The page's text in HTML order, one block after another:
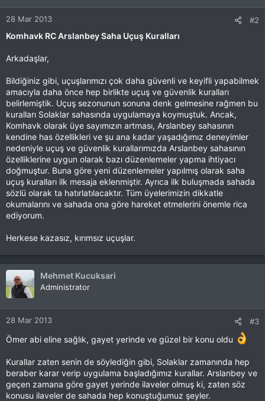
28 Mar 2013 #2
Komhavk RC Arslanbey Saha Uçuş Kuralları
Arkadaşlar,
Bildiğiniz gibi, uçuşlarımızı çok daha güvenli ve keyifli yapabilmek
amacıyla daha önce hep birlikte uçuş ve güvenlik kuralları
belirlemiştik. Uçuş sezonunun sonuna denk gelmesine rağmen bu
kuralları Solaklar sahasında uygulamaya koymuştuk. Ancak,
Komhavk olarak üye sayımızın artması, Arslanbey sahasının
kendine has özellikleri ve şu ana kadar yaşadığımız deneyimler
nedeniyle uçuş ve güvenlik kurallarımızda Arslanbey sahasının
özelliklerine uygun olarak bazı düzenlemeler yapma ihtiyacı
doğmuştur. Buna göre yeni düzenlemeler yapılmış olarak saha
uçuş kuralları ilk mesaja eklenmiştir. Ayrıca ilk buluşmada sahada
sözlü olarak ta hatırlatılacaktır. Tüm üyelerimizin dikkatle
okumalarını ve sahada ona göre hareket etmelerini önemle rica
ediyorum.
Herkese kazasız, kırımsız uçuşlar.
Mehmet Kucuksari
Administrator
28 Mar 2013 #3
Ömer abi eline sağlık, gayet yerinde ve güzel bir konu oldu
Kurallar zaten senin de söylediğin gibi, Solaklar zamanında hep
beraber karar verip uygulama başladığımız kurallar. Arslanbey ve
geçen zamana göre gayet yerinde ilaveler olmuş ki, zaten söz
konusu ilaveler de sahada hep konuştuğumuz şeyler.